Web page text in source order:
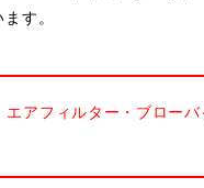
す。
アフィルター・ブローバ